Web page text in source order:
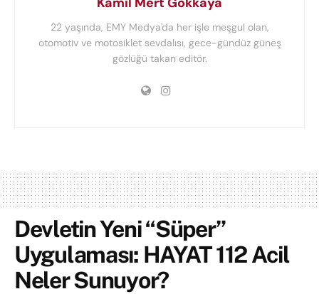
22 yaşında, EMY Medya'da her işle meşgul olan,
otomotiv ve motosiklet sevdalısı, gece-gündüz güneş
gözlüğü takan editör.
Devletin Yeni “Süper”
Uygulaması: HAYAT 112 Acil
Neler Sunuyor?